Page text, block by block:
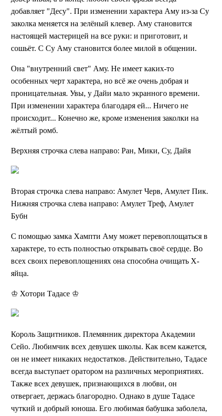
добавляет "Десу". При изменении характера Аму из-за Су
заколка меняется на зелёный клевер. Аму становится
настоящей мастерицей на все руки: и приготовит, и
сошьёт. С Су Аму становится более милой в общении.
Она "внутренний свет" Аму. Не имеет каких-то
особенных черт характера, но всё же очень добрая и
проницательная. Увы, у Дайи мало экранного времени.
При изменении характера благодаря ей... Ничего не
происходит... Конечно же, кроме изменения заколки на
жёлтый ромб.
Верхняя строчка слева направо: Ран, Мики, Су, Дайя
Вторая строчка слева направо: Амулет Черв, Амулет Пик.
Нижняя строчка слева направо: Амулет Треф, Амулет
Бубн
С помощью замка Хампти Аму может перевоплощаться в
характере, то есть полностью открывать своё сердце. Во
всех своих перевоплощениях она способна очищать Х-
яйца.
♔ Хотори Тадасе ♔
Король Защитников. Племянник директора Академии
Сейо. Любимчик всех девушек школы. Как всем кажется,
он не имеет никаких недостатков. Действительно, Тадасе
всегда выступает оратором на различных мероприятиях.
Также всех девушек, признающихся в любви, он
отвергает, держась благородно. Однако в душе Тадасе
чуткий и добрый юноша. Его любимая бабушка заболела,